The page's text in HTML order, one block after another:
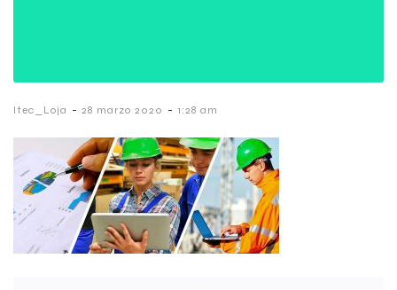
Itec_Loja - 28 marzo 2020 - 1:28 am